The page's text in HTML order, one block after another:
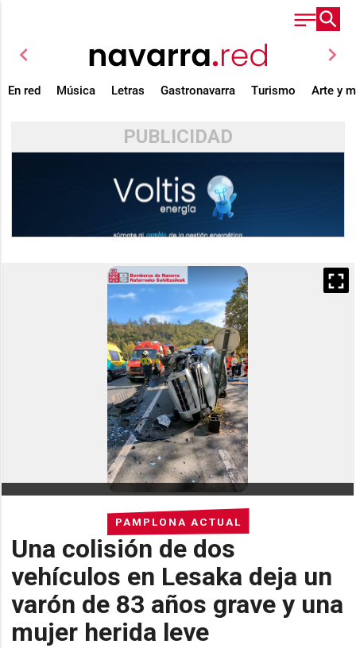
chevron_left chevron_right
En red Música Letras Gastronavarra Turismo Arte y
PUBLICIDAD
PAMPLONA ACTUAL
Una colisión de dos
vehículos en Lesaka deja un
varón de 83 años grave y una
mujer herida leve